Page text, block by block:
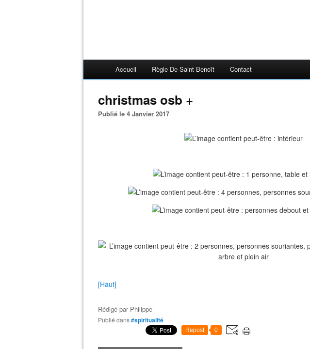
Accueil Règle De Saint Benoît Contact
christmas osb +
Publié le 4 Janvier 2017
[Haut]
Rédigé par Philippe
Publié dans#spiritualité
Repost 0